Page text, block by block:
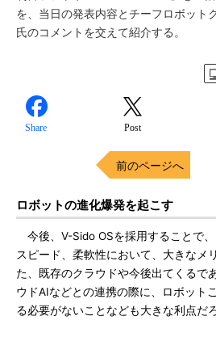
を、当日の発表内容とチーフロボット
氏のコメントを交えて紹介する。
Share Post
前のページへ
ロボットの進化爆発を起こす
今後、V-Sido OSを採用することで、
スピード、柔軟性において、大きなメ
た、既存のクラウドや今後出てくるで
ウドAIなどとの連携の際に、ロボット
る必要がないことなども大きな利点だろ